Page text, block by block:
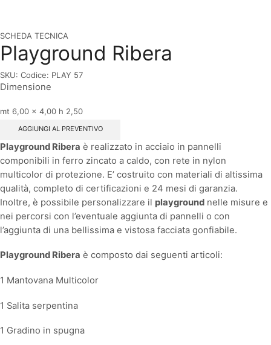
SCHEDA TECNICA
Playground Ribera
SKU: Codice: PLAY 57
Dimensione
mt 6,00 x 4,00 h 2,50
AGGIUNGI AL PREVENTIVO
Playground Ribera è realizzato in acciaio in pannelli
componibili in ferro zincato a caldo, con rete in nylon
multicolor di protezione. E’ costruito con materiali di altissima
qualità, completo di certificazioni e 24 mesi di garanzia.
Inoltre, è possibile personalizzare il playground nelle misure e
nei percorsi con l’eventuale aggiunta di pannelli o con
l’aggiunta di una bellissima e vistosa facciata gonfiabile.
Playground Ribera è composto dai seguenti articoli:
1 Mantovana Multicolor
1 Salita serpentina
1 Gradino in spugna